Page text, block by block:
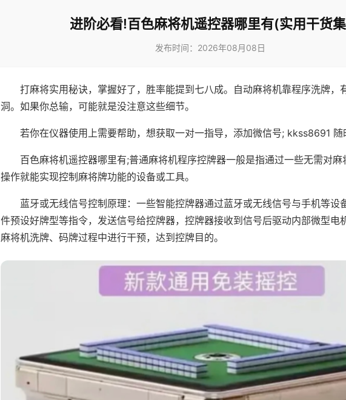
进阶必看!百色麻将机遥控器哪里有(实用干货
发布时间：2026年08月08日
打麻将实用秘诀，掌握好了，胜率能提到七八成。自动麻将机靠程序洗牌，
洞。如果你总输，可能就是没注意这些细节。
若你在仪器使用上需要帮助，想获取一对一指导，添加微信号; kkss8691 随
百色麻将机遥控器哪里有;普通麻将机程序控牌器一般是指通过一些无需对
操作就能实现控制麻将牌功能的设备或工具。
蓝牙或无线信号控制原理：一些智能控牌器通过蓝牙或无线信号与手机等设
件预设好牌型等指令，发送信号给控牌器，控牌器接收到信号后驱动内部微型电
麻将机洗牌、码牌过程中进行干预，达到控牌目的。